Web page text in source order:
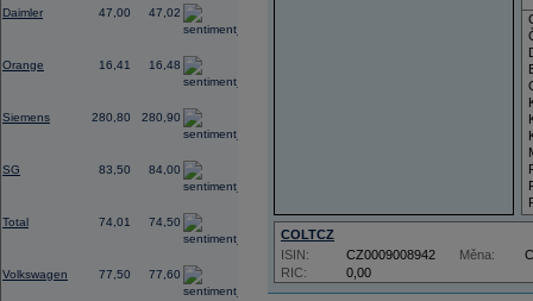
Daimler 47,00 47,02
Orange 16,41 16,48
Siemens 280,80 280,90
SG 83,50 84,00
Total 74,01 74,50
Volkswagen 77,50 77,60
COLTCZ
RIC: 0,00
ISIN: CZ0009008942 Měna: